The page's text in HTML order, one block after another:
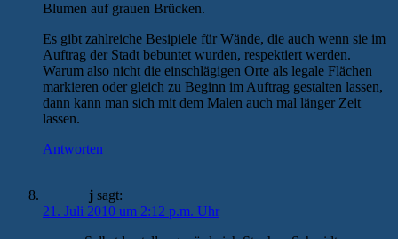
Blumen auf grauen Brücken.
Es gibt zahlreiche Besipiele für Wände, die auch wenn sie im
Auftrag der Stadt bebuntet wurden, respektiert werden.
Warum also nicht die einschlägigen Orte als legale Flächen
markieren oder gleich zu Beginn im Auftrag gestalten lassen,
dann kann man sich mit dem Malen auch mal länger Zeit
lassen.
Antworten
j sagt:
21. Juli 2010 um 2:12 p.m. Uhr